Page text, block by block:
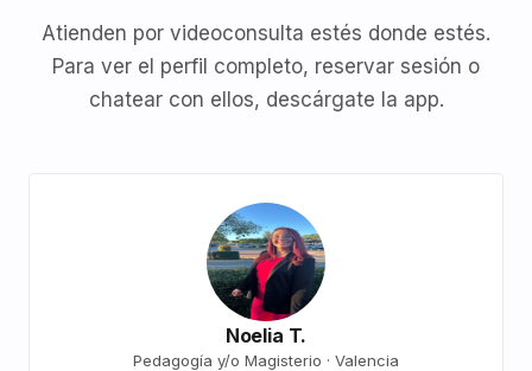
Atienden por videoconsulta estés donde estés.
Para ver el perfil completo, reservar sesión o
chatear con ellos, descárgate la app.
Noelia T.
Pedagogía y/o Magisterio · Valencia